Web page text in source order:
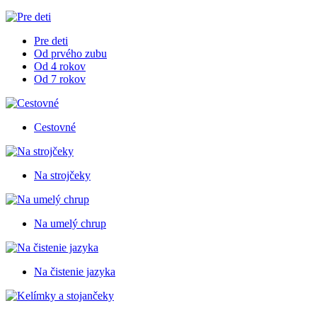
Pre deti
Od prvého zubu
Od 4 rokov
Od 7 rokov
Cestovné
Na strojčeky
Na umelý chrup
Na čistenie jazyka